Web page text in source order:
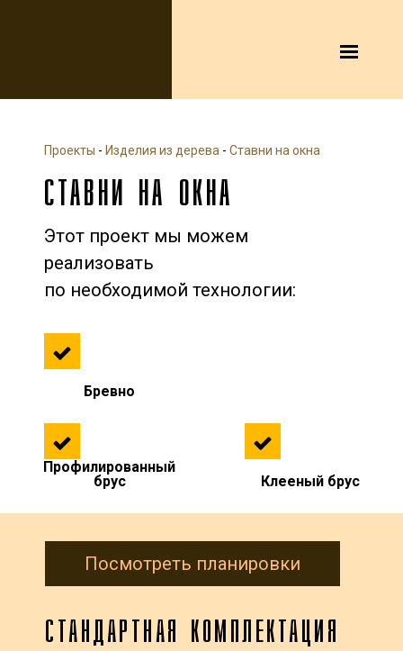
Проекты - Изделия из дерева - Ставни на окна
СТАВНИ НА ОКНА
Этот проект мы можем
реализовать
по необходимой технологии:
Бревно
Профилированный
брус
Клееный брус
Посмотреть планировки
СТАНДАРТНАЯ КОМПЛЕКТАЦИЯ